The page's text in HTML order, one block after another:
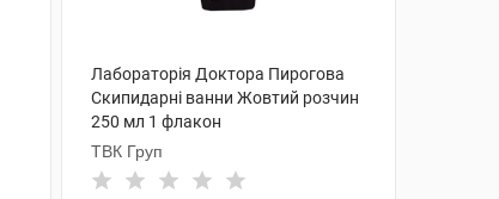
Лабораторія Доктора Пирогова
Скипидарні ванни Жовтий розчин
250 мл 1 флакон
ТВК Груп